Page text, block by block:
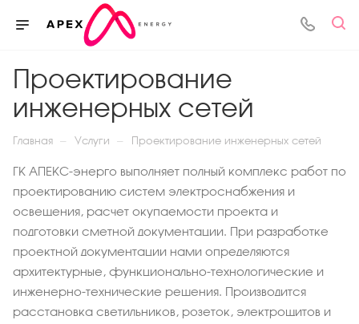
Проектирование
инженерных сетей
Главная — Услуги — Проектирование инженерных сетей
ГК АПЕКС-энерго выполняет полный комплекс работ по
проектированию систем электроснабжения и
освещения, расчет окупаемости проекта и
подготовки сметной документации. При разработке
проектной документации нами определяются
архитектурные, функционально-технологические и
инженерно-технические решения. Производится
расстановка светильников, розеток, электрощитов и